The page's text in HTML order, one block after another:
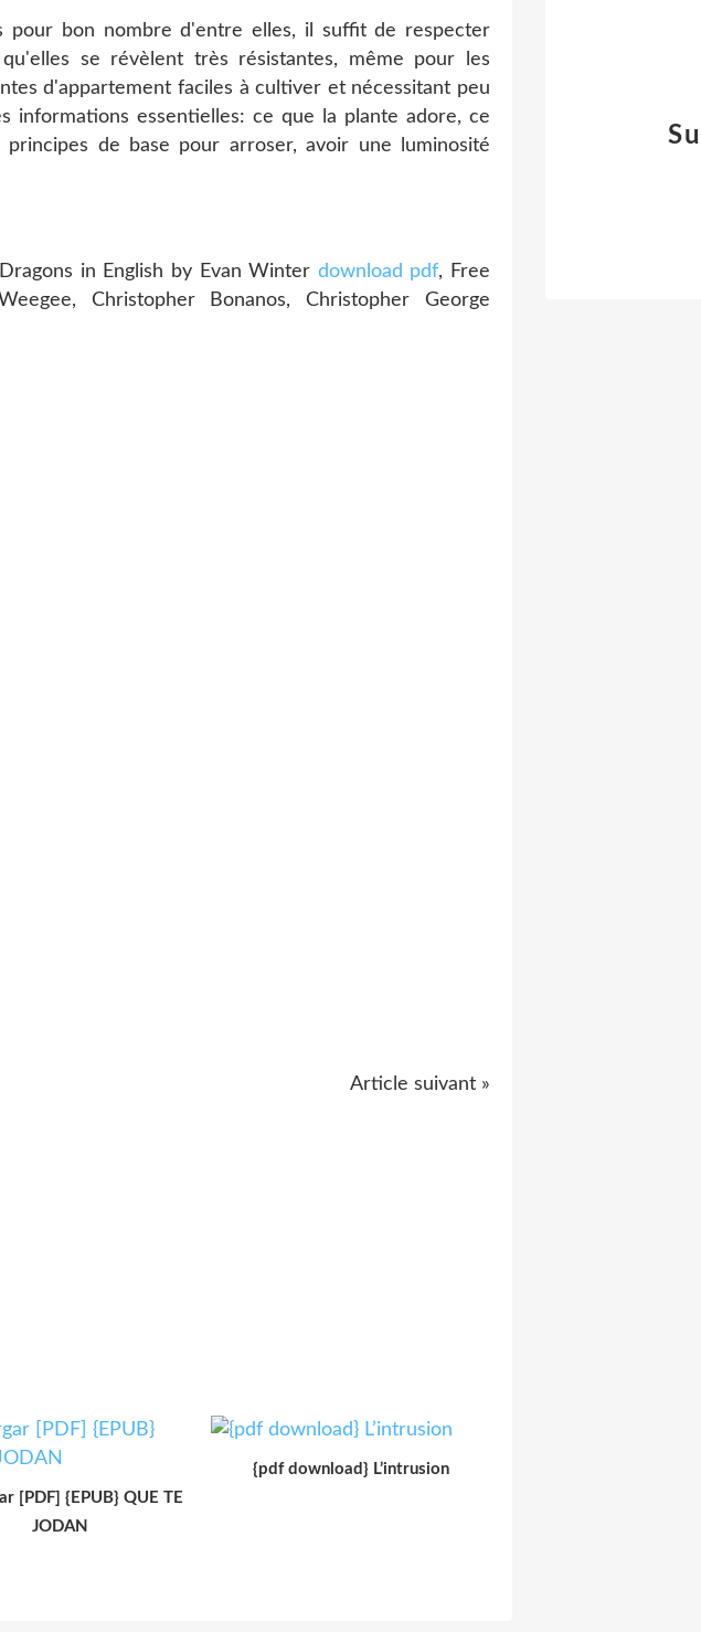
pour bon nombre d'entre elles, il suffit de respecter
se révèlent très résistantes, même pour les
d'appartement faciles à cultiver et nécessitant peu
informations essentielles: ce que la plante adore, ce
de base pour arroser, avoir une luminosité
in English by Evan Winter download pdf, Free
Christopher Bonanos, Christopher George
Article suivant »
[PDF] {EPUB} QUE TE
JODAN
{pdf download} L’intrusion